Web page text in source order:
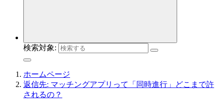
検索対象:
ホームページ
返信先: マッチングアプリって「同時進行」どこまで許
されるの？